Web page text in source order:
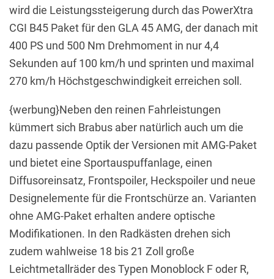
wird die Leistungssteigerung durch das PowerXtra
CGI B45 Paket für den GLA 45 AMG, der danach mit
400 PS und 500 Nm Drehmoment in nur 4,4
Sekunden auf 100 km/h und sprinten und maximal
270 km/h Höchstgeschwindigkeit erreichen soll.
{werbung}Neben den reinen Fahrleistungen
kümmert sich Brabus aber natürlich auch um die
dazu passende Optik der Versionen mit AMG-Paket
und bietet eine Sportauspuffanlage, einen
Diffusoreinsatz, Frontspoiler, Heckspoiler und neue
Designelemente für die Frontschürze an. Varianten
ohne AMG-Paket erhalten andere optische
Modifikationen. In den Radkästen drehen sich
zudem wahlweise 18 bis 21 Zoll große
Leichtmetallräder des Typen Monoblock F oder R,